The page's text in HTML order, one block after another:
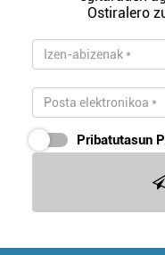
Ostiralero
Pribatutasun